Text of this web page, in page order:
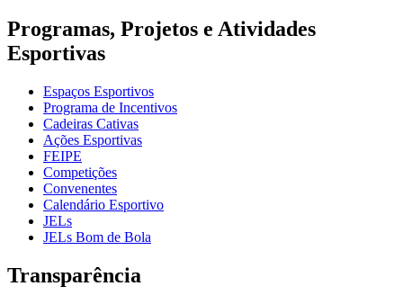
Programas, Projetos e Atividades
Esportivas
Espaços Esportivos
Programa de Incentivos
Cadeiras Cativas
Ações Esportivas
FEIPE
Competições
Convenentes
Calendário Esportivo
JELs
JELs Bom de Bola
Transparência